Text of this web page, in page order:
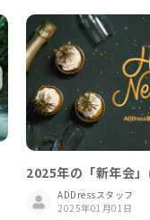
2025年の「新年会
集！ADDress部活
間と企画しませんか
ADDressスタッフ
2025年01月01日